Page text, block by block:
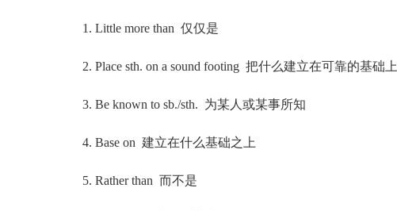
1. Little more than 仅仅是
2. Place sth. on a sound footing 把什么建立在可靠的基础上
3. Be known to sb./sth. 为某人或某事所知
4. Base on 建立在什么基础之上
5. Rather than 而不是